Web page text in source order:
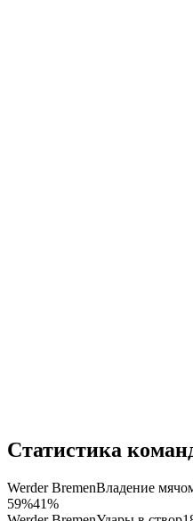
Статистика
Werder BremenВладение
59%41%